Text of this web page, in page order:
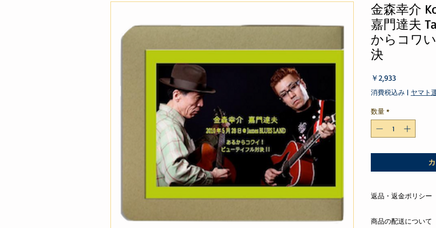
金森幸介
嘉門達夫
からコワ
決
￥2,933価
格
消費税込み | ヤマト
数量 *
返品・返金ポリシー
する商品の欠陥や不
商品の配送について